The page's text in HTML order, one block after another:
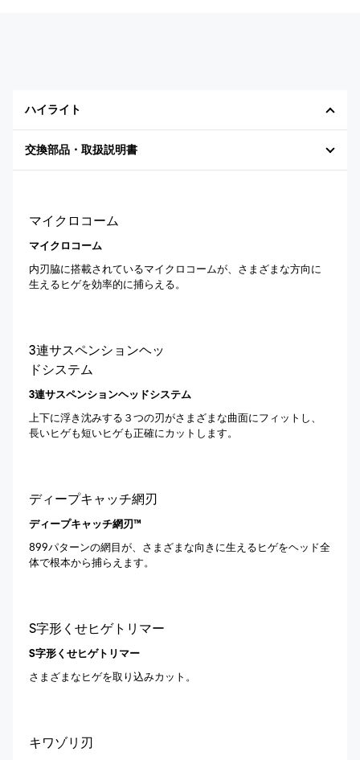
ハイライト
交換部品・取扱説明書
マイクロコーム
内刃脇に搭載されているマイクロコームが、さまざまな方向に
生えるヒゲを効率的に捕らえる。
マイクロコーム
3連サスペンションヘッドシステム
上下に浮き沈みする３つの刃がさまざまな曲面にフィットし、
長いヒゲも短いヒゲも正確にカットします。
3連サスペンションヘッ
ドシステム
ディープキャッチ網刃™
899パターンの網目が、さまざまな向きに生えるヒゲをヘッド全
体で根本から捕らえます。
ディープキャッチ網刃
S字形くせヒゲトリマー
さまざまなヒゲを取り込みカット。
S字形くせヒゲトリマー
キワゾリ刃